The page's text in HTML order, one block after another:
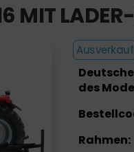
MIT
Ausverkauf
des
Rahmen: